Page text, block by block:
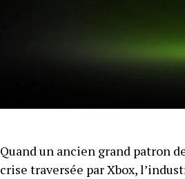
Quand un ancien grand patron
crise traversée par Xbox,